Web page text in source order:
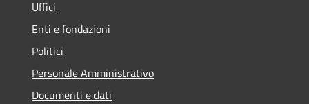
Uffici
Enti e fondazioni
Politici
Personale Amministrativo
Documenti e dati